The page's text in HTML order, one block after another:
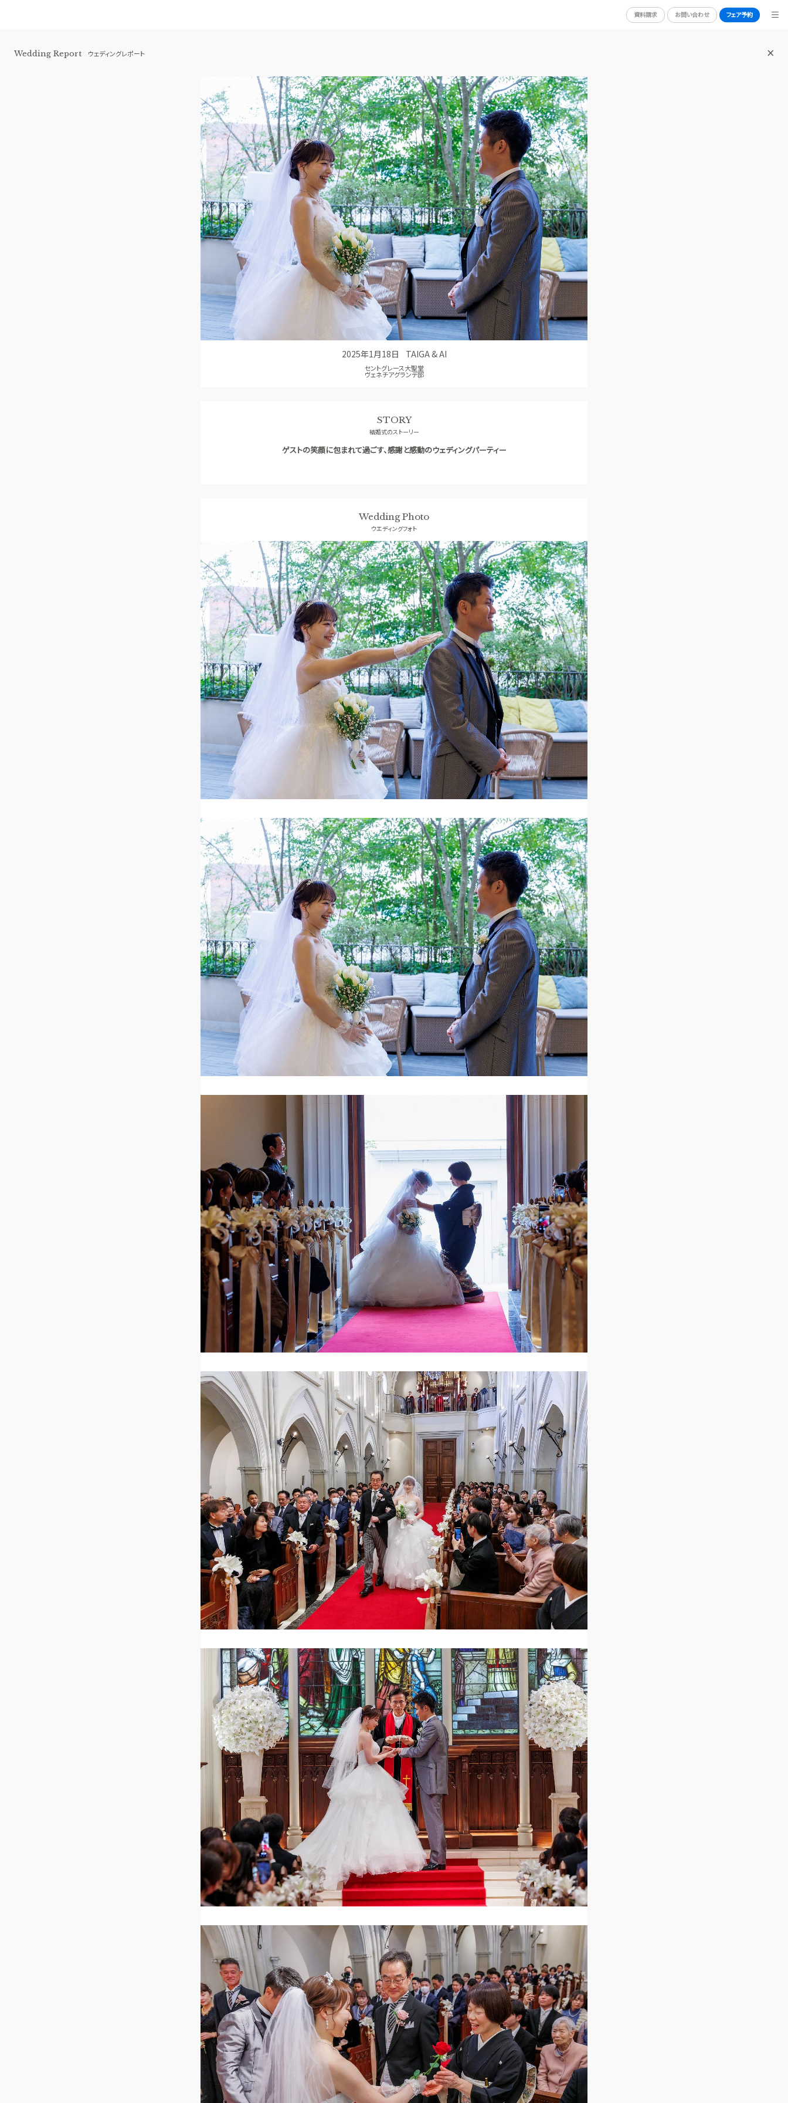
資料請求 お問い合わせ フェア予約
伊勢山ヒルズ
BEST BRIDAL
TOP
トップ
BRIDAL FAIR
ブライダルフェア
FAIR INFO
ブライダルフェアの魅力をご案内
WEDDING REPORT
体験者レポート
PHOTO GALLERY
フォトギャラリー
PLAN
プラン
CEREMONY
挙式
PARTY
披露宴会場
CUISINE
料理
DRESS
ドレス
ACCESS
アクセス
GUEST
ご列席者の皆さまへ
QA
よくあるご質問
SUPPORT
お手伝い
Wedding Report ウェディングレポート
2025年1月18日 TAIGA & AI
セントグレース大聖堂
ヴェネチアグランデ邸
STORY
結婚式のストーリー
ゲストの笑顔に包まれて過ごす、感謝と感動のウェディングパーティー
Wedding Photo
ウエディングフォト